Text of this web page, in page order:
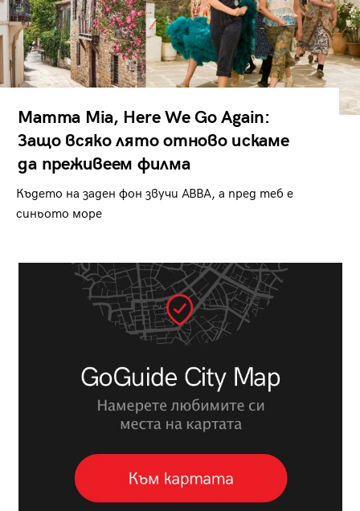
Mamma Mia, Here We Go Again:
Защо всяко лято отново искаме
да преживеем филма
Където на заден фон звучи ABBA, а пред теб е
синьото море